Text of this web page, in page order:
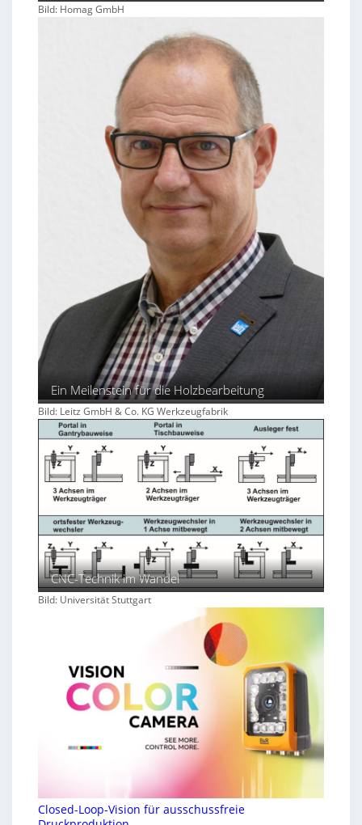
Bild: Homag GmbH
Ein Meilenstein für die Holzbearbeitung
Bild: Leitz GmbH & Co. KG Werkzeugfabrik
CNC-Technik im Wandel
Bild: Universität Stuttgart
Closed-Loop-Vision für ausschussfreie